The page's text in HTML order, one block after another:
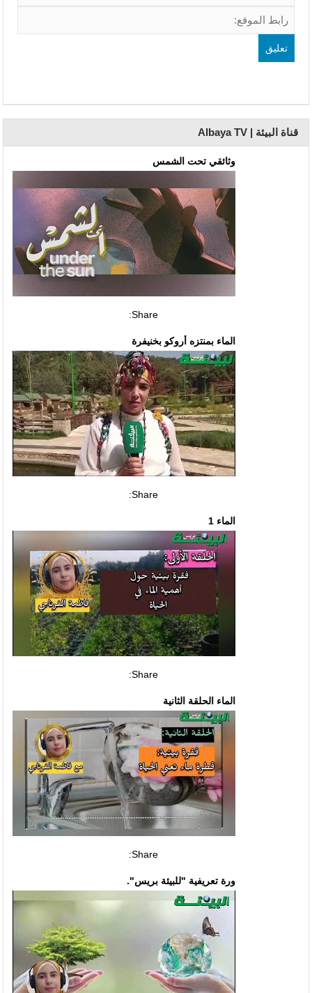
قناة البيئة | Albaya TV
وثائقي تحت الشمس
Share:
الماء بمنتزه أروكو بخنيفرة
Share:
الماء 1
Share:
الماء الحلقة الثانية
Share:
ورة تعريفية "للبيئة بريس".